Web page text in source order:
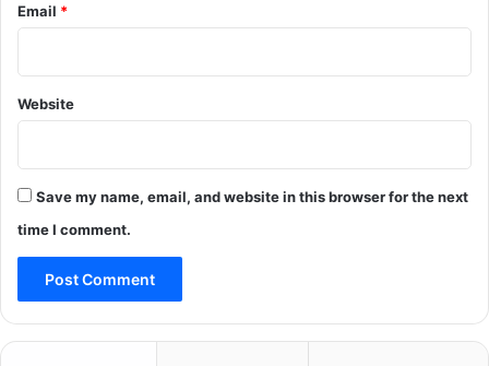
Email *
Website
Save my name, email, and website in this browser for the next
time I comment.